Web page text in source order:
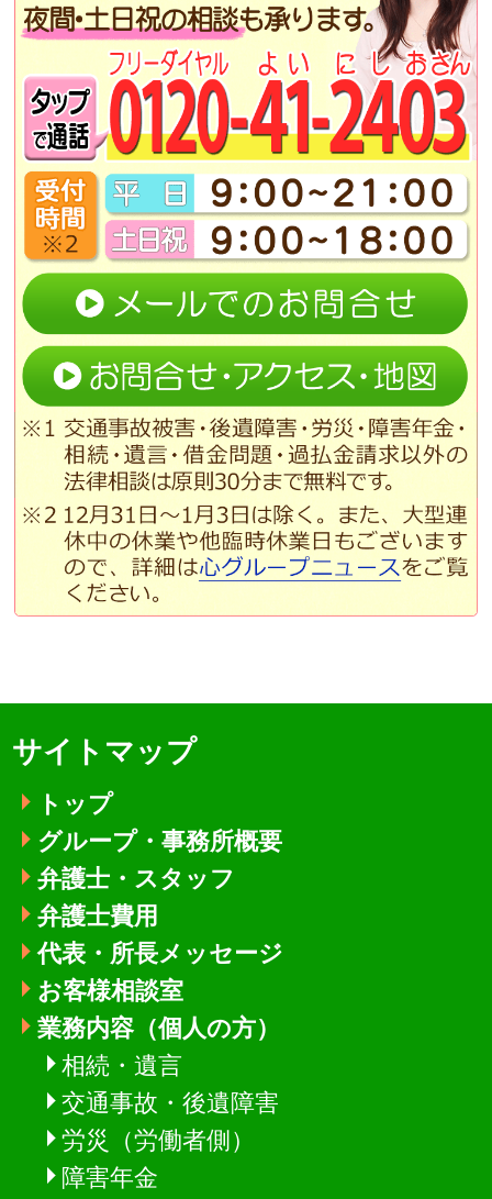
サイトマップ
トップ
グループ・事務所概要
弁護士・スタッフ
弁護士費用
代表・所長メッセージ
お客様相談室
業務内容（個人の方）
相続・遺言
交通事故・後遺障害
労災（労働者側）
障害年金